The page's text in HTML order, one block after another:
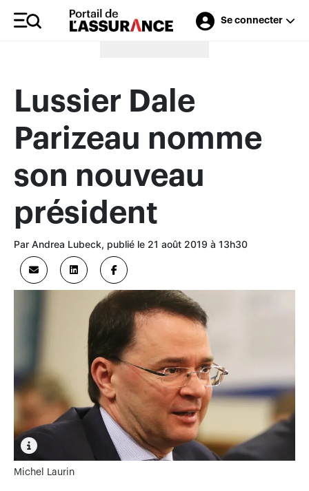
Se connecter
Merci à nos annonceurs
Lussier Dale
Parizeau nomme
son nouveau
président
Par Andrea Lubeck, publié le 21 août 2019 à 13h30
Michel Laurin